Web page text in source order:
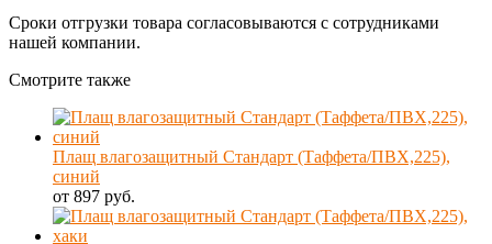
Сроки отгрузки товара согласовываются с сотрудниками
нашей компании.
Смотрите также
Плащ влагозащитный Стандарт (Таффета/ПВХ,225),
синий
от 897 руб.